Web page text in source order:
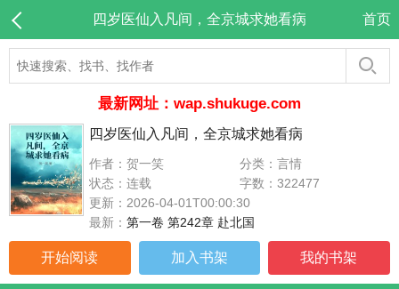
四岁医仙入凡间，全京城求她看病 首页
最新网址：wap.shukuge.com
四岁医仙入凡间，全京城求她看病
作者：贺一笑
分类：言情
状态：连载
字数：322477
更新：2026-04-01T00:00:30
最新： 第一卷 第242章 赴北国
开始阅读 加入书架 我的书架